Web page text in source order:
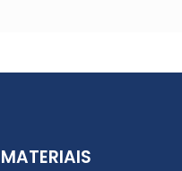
MATERIAIS